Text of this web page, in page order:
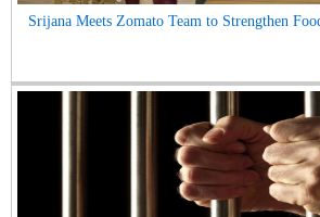
Srijana Meets Zomato Team to Strengthen